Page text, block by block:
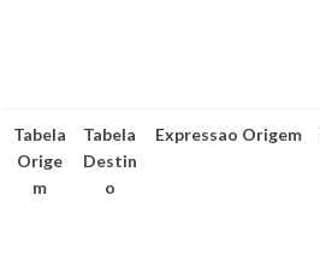
Tabela
Orige
m
Tabela
Destin
o
Expressao Origem